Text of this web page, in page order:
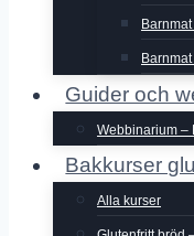
Guider och
Webbinarium –
Bakkurser
Alla kurser